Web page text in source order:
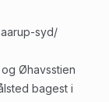
syd/
Øhavsstien
bagest i